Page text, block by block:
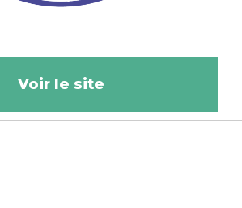
Voir le site